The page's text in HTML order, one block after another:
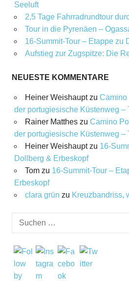
Seeluft
2,5 Tage Fahrradrundtour
Tour in die Pyrenäen –
16‑Summit‑Tour – Etappe
Aufstieg zur Zugspitze: Die
NEUESTE KOMMENTARE
Heiner Weishauptzu Camino
der portugiesische Küstenweg –
Rainer Mattheszu Camino
der portugiesische Küstenweg –
Heiner Weishauptzu
Dollberg & Erbeskopf
Tomzu 16‑Summit‑Tour –
Erbeskopf
clara grün zu Kreuzbandriss,
Suchen